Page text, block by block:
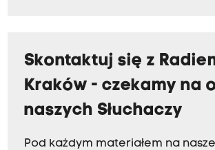
Skontaktuj się z
Kraków - czekamy na
naszych Słuchaczy
Pod każdym materiałem na